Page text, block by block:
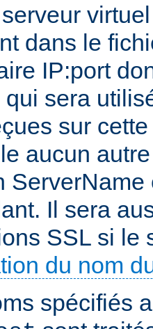
dans le
IP:port
sera
sur
aucun
Il sera
SSL si le
du nom
spécifiés